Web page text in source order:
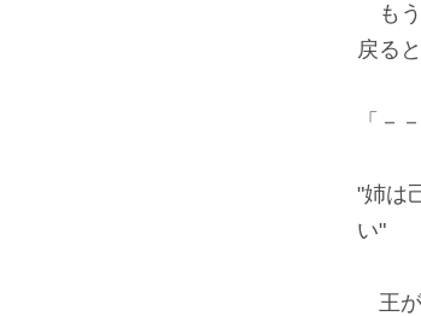
もう
戻る
「－
"姉は
い"
王が